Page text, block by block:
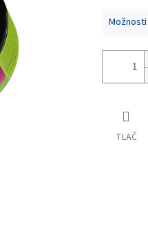
TLAČ